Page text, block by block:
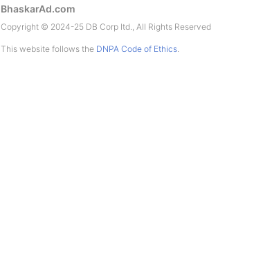
BhaskarAd.com
Copyright © 2024-25 DB Corp ltd., All Rights Reserved
This website follows the DNPA Code of Ethics.